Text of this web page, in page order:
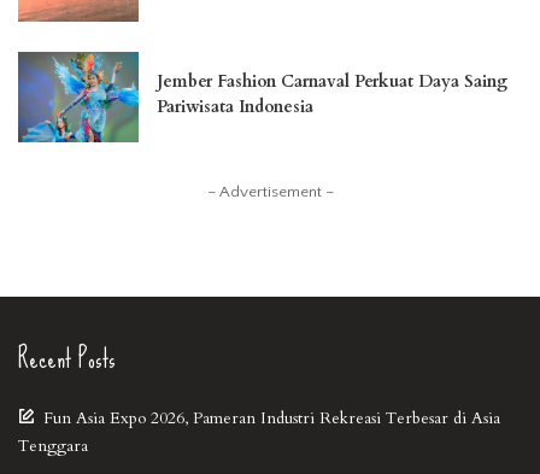
Jember Fashion Carnaval Perkuat Daya Saing
Pariwisata Indonesia
– Advertisement –
Recent Posts
Fun Asia Expo 2026, Pameran Industri Rekreasi Terbesar di Asia
Tenggara